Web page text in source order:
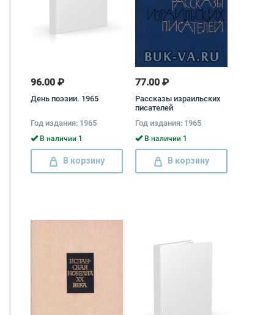
96.00 ₽
День поэзии. 1965
Год издания: 1965
В наличии 1
В корзину
77.00 ₽
Рассказы израильских
писателей
Год издания: 1965
В наличии 1
В корзину